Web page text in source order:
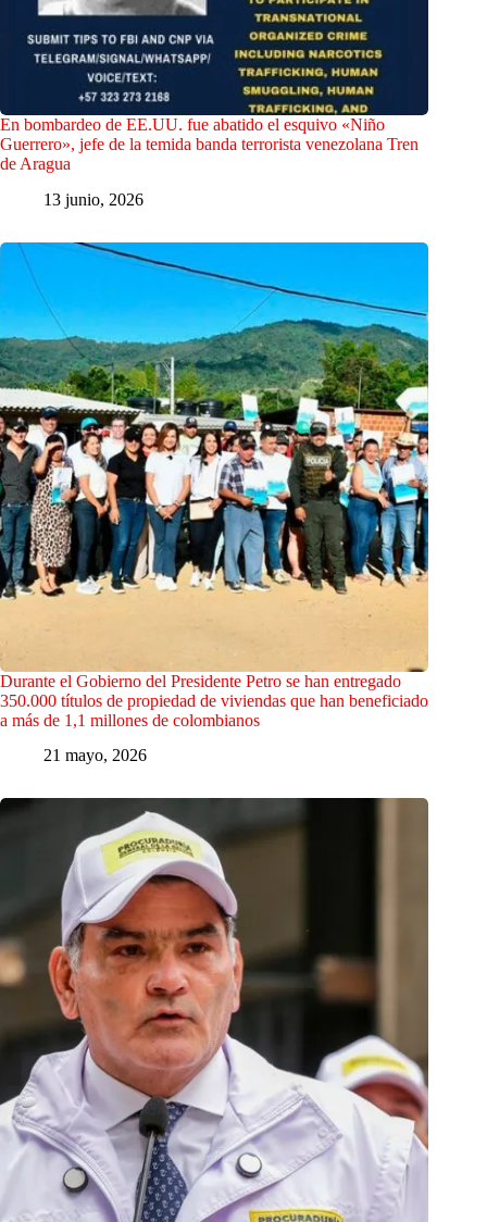
En bombardeo de EE.UU. fue abatido el esquivo «Niño
Guerrero», jefe de la temida banda terrorista venezolana Tren
de Aragua
13 junio, 2026
Durante el Gobierno del Presidente Petro se han entregado
350.000 títulos de propiedad de viviendas que han beneficiado
a más de 1,1 millones de colombianos
21 mayo, 2026